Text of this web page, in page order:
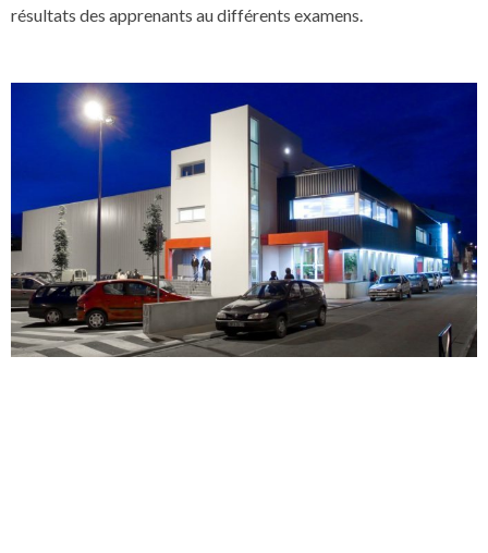
résultats des apprenants au différents examens.